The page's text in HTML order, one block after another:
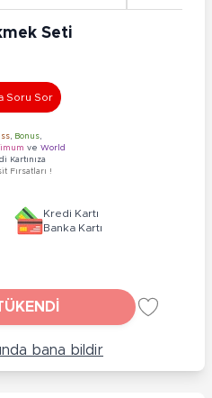
Seti
Soru Sor
Bonus
ve World
Kartınıza
Fırsatları !
Kredi Kartı
Banka Kartı
bana bildir